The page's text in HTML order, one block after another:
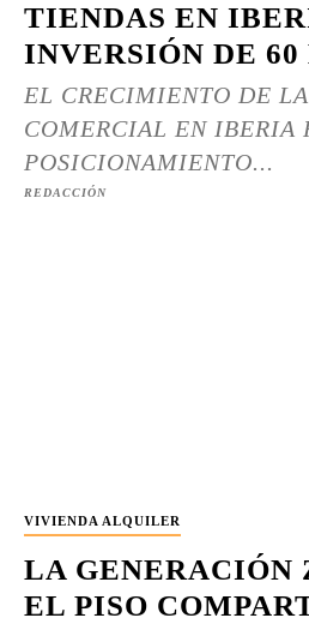
TIENDAS EN
INVERSIÓN DE
EL CRECIMIENTO DE
COMERCIAL EN IBERIA
POSICIONAMIENTO...
REDACCIÓN
VIVIENDA ALQUILER
LA GENERACIÓN
EL PISO